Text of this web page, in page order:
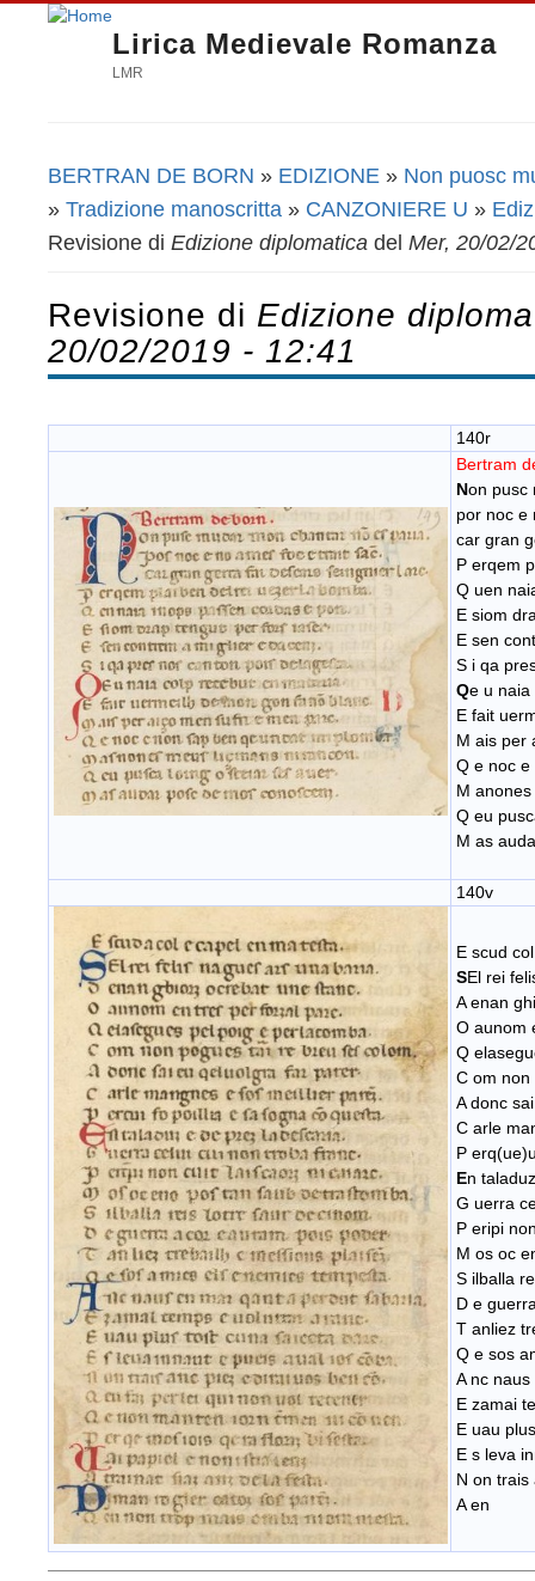
Lirica Medievale Romanza
LMR
Tu sei qui
BERTRAN DE BORN » EDIZIONE » Non puosc
» Tradizione manoscritta » CANZONIERE U »
Revisione di Edizione diplomatica del Mer, 20/02/
Revisione di Edizione
20/02/2019 - 12:41
140r
Bertram
Non pusc
por noc e
car gran
P erqem
Q uen
E siom
E sen
S i qa
Qe u naia
E fait
M ais per
Q e noc e
M
Q eu
M as
140v
E scud
SEl rei
A enan
O aunom
Q
C om
A donc
C arle
P
En
G uerra
P eripi
M os oc
S ilballa
D e
T anliez
Q e sos
A nc
E zamai
E uau
E s leva
N on trais
A en